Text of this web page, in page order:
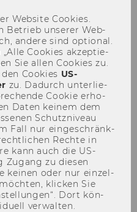
ist aktuell nur auf
Web­site Coo­kies.
Be­trieb un­se­rer Web­
an­de­re sind op­tio­nal.
Coo­kies ak­zep­tie­
Sie allen Coo­kies zu.
Coo­kies US-​
zu. Da­durch un­ter­lie­
Coo­kie er­ho­
Daten kei­nem dem
Schutz­ni­veau
Fall nur ein­ge­schränk­
Rech­te in
kann auch die US-​
Zu­gang zu die­sen
kei­nen oder nur ein­zel­
kli­cken Sie
Dort kön­
ver­wal­ten.